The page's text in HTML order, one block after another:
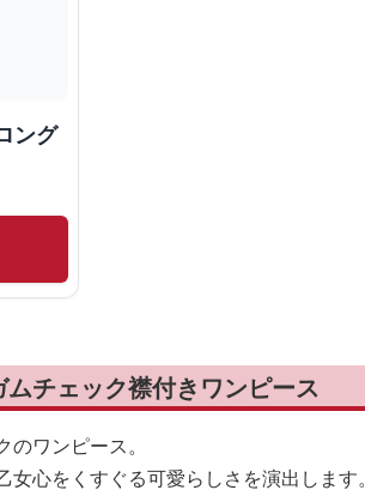
ング
チェック襟付きワンピース
ワンピース。
心をくすぐる可愛らしさを演出します。